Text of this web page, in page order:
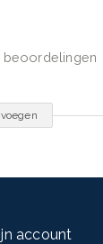
beoordelingen
account